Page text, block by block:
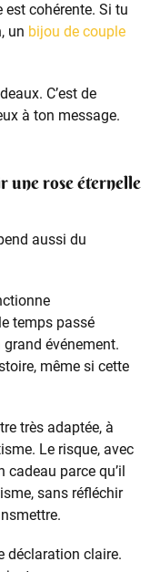
cohérente. Si tu
un bijou de couple
C’est de
à ton message.
une rose éternelle
aussi du
temps passé
événement.
même si cette
très adaptée, à
Le risque, avec
cadeau parce qu’il
sans réfléchir
déclaration claire.